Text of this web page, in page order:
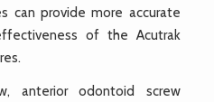
can provide more accurate
of the Acutrak
anterior odontoid screw